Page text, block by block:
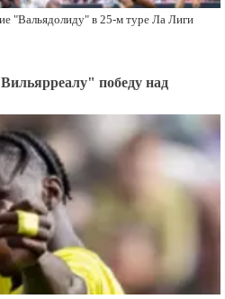
"Вальядолиду" в 25-м туре Ла Лиги
победу над